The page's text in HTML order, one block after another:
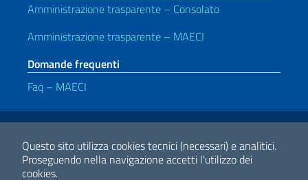
Questo sito utilizza cookies tecnici (necessari) e analitici.
Proseguendo nella navigazione accetti l'utilizzo dei
cookies.
Amministrazione trasparente – Consolato
Amministrazione trasparente – MAECI
Domande frequenti
Faq – MAECI
Link Utili